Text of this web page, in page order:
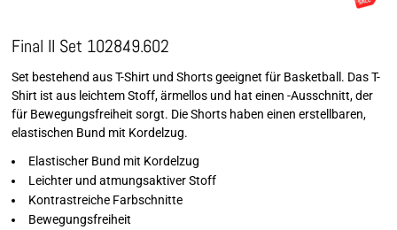
Final II Set 102849.602
Set bestehend aus T-Shirt und Shorts geeignet für Basketball. Das T-
Shirt ist aus leichtem Stoff, ärmellos und hat einen -Ausschnitt, der
für Bewegungsfreiheit sorgt. Die Shorts haben einen erstellbaren,
elastischen Bund mit Kordelzug.
Elastischer Bund mit Kordelzug
Leichter und atmungsaktiver Stoff
Kontrastreiche Farbschnitte
Bewegungsfreiheit